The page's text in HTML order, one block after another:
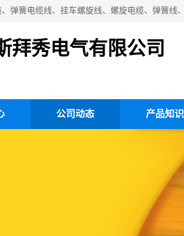
拜秀电气有限公司
公司动态 产品知识